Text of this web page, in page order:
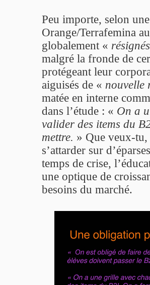
Peu importe, selon
Orange/Terrafemina
globalement «
malgré la fronde de
protégeant leur
aiguisés de « nouvelle
matée en interne
dans l’étude : « On a
valider des items du
mettre. » Que veux-
s’attarder sur
temps de crise,
une optique de
besoins du marché.